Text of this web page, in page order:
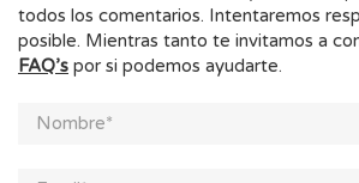
todos los comentarios. Intentaremos
posible. Mientras tanto te invitamos a
FAQ’s por si podemos ayudarte.